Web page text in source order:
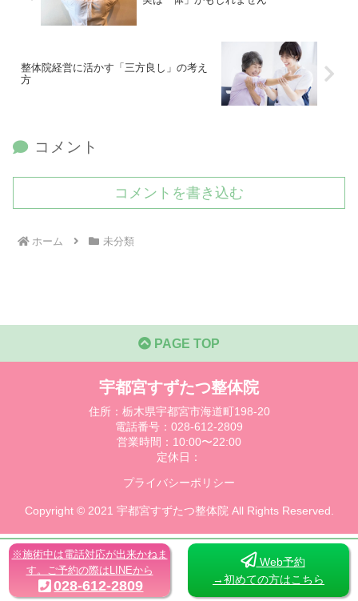
整体院経営に活かす「三方良し」の考え
方
コメント
コメントを書き込む
ホーム 未分類
PAGE TOP
宇都宮すずたつ整体院
住所：栃木県宇都宮市海道町198-20
電話番号：028-612-2809
営業時間：10:00〜22:00
定休日：
プライバシーポリシー
Copyright © 2021 宇都宮すずたつ整体院 All Rights Reserved.
※施術中は電話対応が出来かねま
す。ご予約の際はLINEから
028-612-2809
Web予約
→初めての方はこちら